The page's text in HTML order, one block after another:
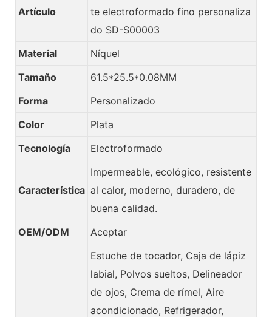
Artículo
te electroformado fino personaliza
do SD-S00003
Material
Níquel
Tamaño
61.5*25.5*0.08MM
Forma
Personalizado
Color
Plata
Tecnología
Electroformado
Característica
Impermeable, ecológico, resistente
al calor, moderno, duradero, de
buena calidad.
OEM/ODM
Aceptar
Estuche de tocador, Caja de lápiz
labial, Polvos sueltos, Delineador
de ojos, Crema de rímel, Aire
acondicionado, Refrigerador,